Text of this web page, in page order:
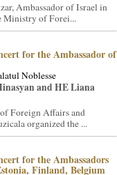
Ambassador of Israel in
Ministry of Forei...
for the Ambassador of
Noblesse
and HE Liana
Foreign Affairs and
organized the ...
for the Ambassadors
Finland, Belgium